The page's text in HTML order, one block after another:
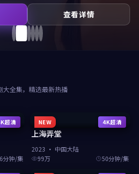
人间全集，提供国产免费观看高清电
、无套路高清在线观看。
查看详情
全集，精选最新热播
超清
分钟/集
NEW 4K超清
上海弄堂
2023 · 中国大陆
99万
50分钟/集